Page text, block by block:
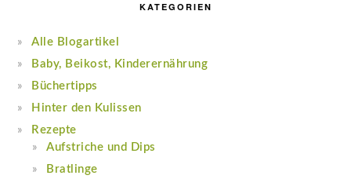
KATEGORIEN
Alle Blogartikel
Baby, Beikost, Kinderernährung
Büchertipps
Hinter den Kulissen
Rezepte
Aufstriche und Dips
Bratlinge